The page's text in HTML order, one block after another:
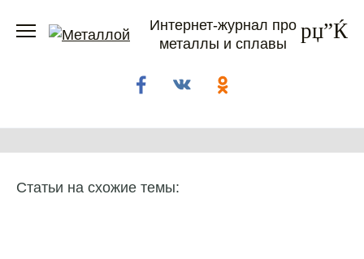
Интернет-журнал про
металлы и сплавы
Статьи на схожие темы: